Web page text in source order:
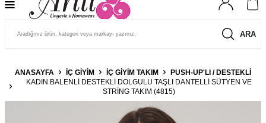
ARA
ANASAYFA İÇ GIYIM İÇ GIYIM TAKIM
PUSH-UP'LI / DESTEKLI
KADIN BALENLI DESTEKLI DOLGULU TAŞLI DANTELLI SÜTYEN VE
STRING TAKIM (4815)